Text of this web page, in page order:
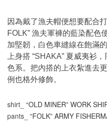
因為戴了漁夫帽便想要配合
FOLK” 漁夫軍褲的藍染配色
加堅韌，白色車縫線在飽滿
上身搭 “SHAKA” 夏威夷衫
色系。把內搭的上衣紮進去
例也格外修飾。
shirt_ “OLD MINER” WORK
pants_
“FOLK” ARMY